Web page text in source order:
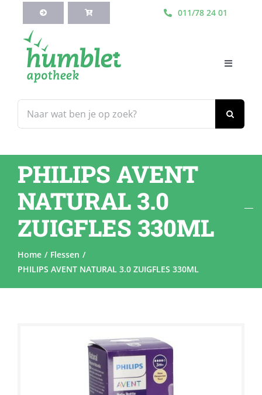
inhoud
011/78 24 01
naar:
Toggle
Webshop
Blog
Diensten
PHILIPS AVENT
NATURAL 3.0
ZUIGFLES 330ML
Home
Flessen
PHILIPS AVENT NATURAL 3.0 ZUIGFLES 330ML